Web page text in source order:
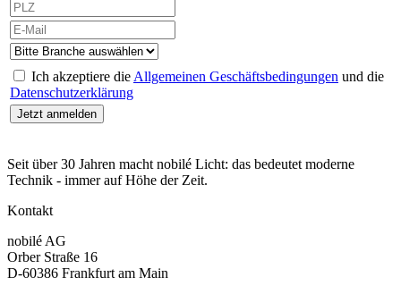
Ich akzeptiere die Allgemeinen Geschäftsbedingungen und die
Datenschutzerklärung
Seit über 30 Jahren macht nobilé Licht: das bedeutet moderne
Technik - immer auf Höhe der Zeit.
Kontakt
nobilé AG
Orber Straße 16
D-60386 Frankfurt am Main